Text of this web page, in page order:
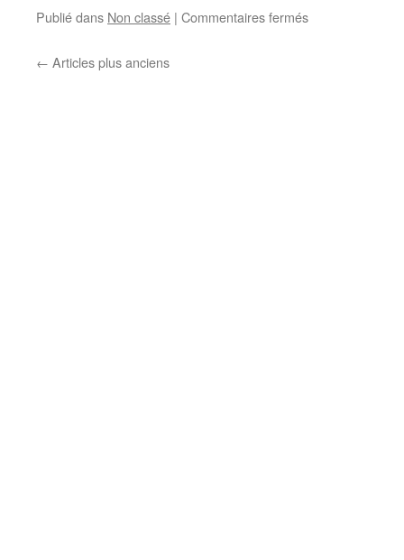
Publié dans Non classé | Commentaires ferméssur
← Articles plus anciens